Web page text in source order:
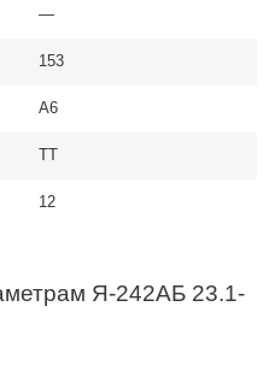
—
153
A6
TT
12
Я-242АБ 23.1-